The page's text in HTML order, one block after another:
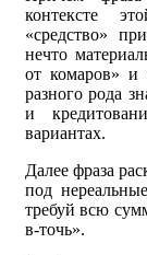
контексте
«средство»
нечто
от комаров»
разного рода
и
вариантах.
Далее фраза
под
требуй всю
в-точь».